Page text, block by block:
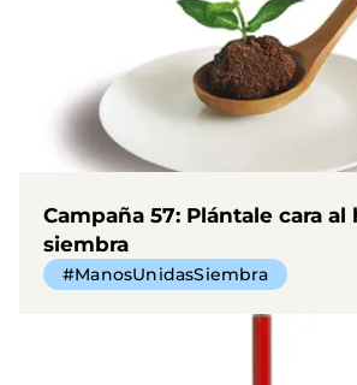
Campaña 57: Plántale cara al
siembra
#ManosUnidasSiembra